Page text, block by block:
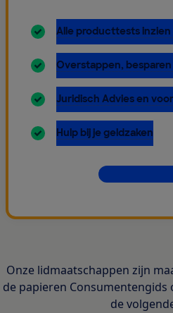
inbegrepen:
Alle producttests inzien
inbegrepen:
Overstappen,
inbegrepen:
Juridisch Advies en
inbegrepen:
Hulp bij je geldzaken
Dit krijg je
Onze lidmaatschappen zijn
de papieren Consumentengids
de